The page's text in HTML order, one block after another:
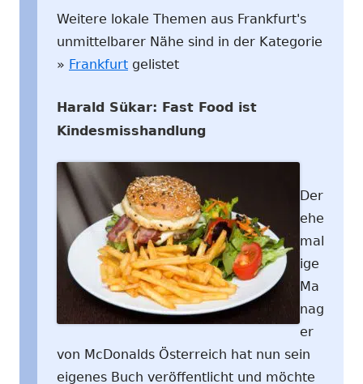
Weitere lokale Themen aus Frankfurt's
unmittelbarer Nähe sind in der Kategorie
» Frankfurt gelistet
Harald Sükar: Fast Food ist
Kindesmisshandlung
Der
ehe
mal
ige
Ma
nag
er
von McDonalds Österreich hat nun sein
eigenes Buch veröffentlicht und möchte